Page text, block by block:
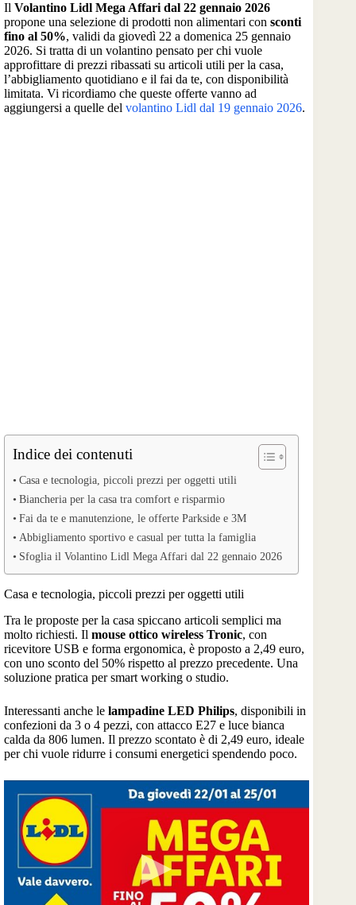
Il Volantino Lidl Mega Affari dal 22 gennaio 2026
propone una selezione di prodotti non alimentari con sconti
fino al 50%, validi da giovedì 22 a domenica 25 gennaio
2026. Si tratta di un volantino pensato per chi vuole
approfittare di prezzi ribassati su articoli utili per la casa,
l’abbigliamento quotidiano e il fai da te, con disponibilità
limitata. Vi ricordiamo che queste offerte vanno ad
aggiungersi a quelle del volantino Lidl dal 19 gennaio 2026.
Indice dei contenuti
Casa e tecnologia, piccoli prezzi per oggetti utili
Biancheria per la casa tra comfort e risparmio
Fai da te e manutenzione, le offerte Parkside e 3M
Abbigliamento sportivo e casual per tutta la famiglia
Sfoglia il Volantino Lidl Mega Affari dal 22 gennaio 2026
Casa e tecnologia, piccoli prezzi per oggetti utili
Tra le proposte per la casa spiccano articoli semplici ma
molto richiesti. Il mouse ottico wireless Tronic, con
ricevitore USB e forma ergonomica, è proposto a 2,49 euro,
con uno sconto del 50% rispetto al prezzo precedente. Una
soluzione pratica per smart working o studio.
Interessanti anche le lampadine LED Philips, disponibili in
confezioni da 3 o 4 pezzi, con attacco E27 e luce bianca
calda da 806 lumen. Il prezzo scontato è di 2,49 euro, ideale
per chi vuole ridurre i consumi energetici spendendo poco.